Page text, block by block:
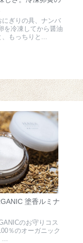
にぎりの具、ナンバ
を冷凍してから醤油
もっちりと...
塗香ルミナ
のお守りコス
％のオーガニック